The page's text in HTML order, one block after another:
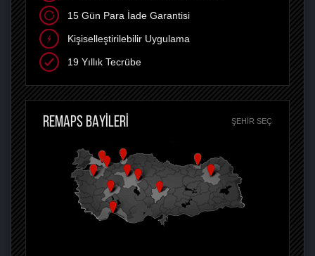
15 Gün Para İade Garantisi
Kişiselleştirilebilir Uygulama
19 Yıllık Tecrübe
REMAPS BAYİLERİ ŞEHIR SEÇ